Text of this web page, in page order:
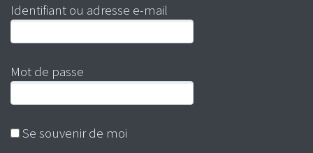
Identifiant ou adresse e-mail
Mot de passe
Se souvenir de moi